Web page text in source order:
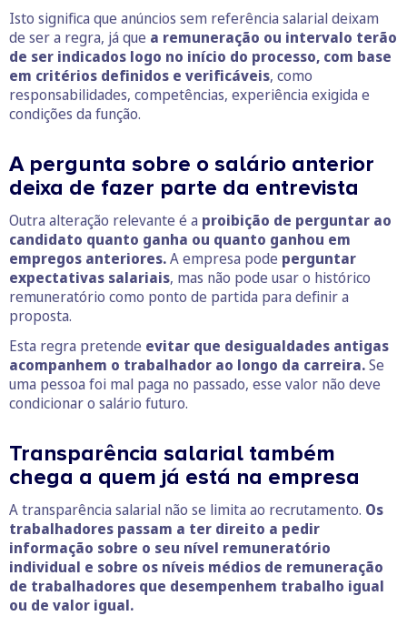
Isto significa que anúncios sem referência salarial deixam
de ser a regra, já que a remuneração ou intervalo terão
de ser indicados logo no início do processo, com base
em critérios definidos e verificáveis, como
responsabilidades, competências, experiência exigida e
condições da função.
A pergunta sobre o salário anterior
deixa de fazer parte da entrevista
Outra alteração relevante é a proibição de perguntar ao
candidato quanto ganha ou quanto ganhou em
empregos anteriores.A empresa pode perguntar
expectativas salariais, mas não pode usar o histórico
remuneratório como ponto de partida para definir a
proposta.
Esta regra pretende evitar que desigualdades antigas
acompanhem o trabalhador ao longo da carreira.Se
uma pessoa foi mal paga no passado, esse valor não deve
condicionar o salário futuro.
Transparência salarial também
chega a quem já está na empresa
A transparência salarial não se limita ao recrutamento. Os
trabalhadores passam a ter direito a pedir
informação sobre o seu nível remuneratório
individual e sobre os níveis médios de remuneração
de trabalhadores que desempenhem trabalho igual
ou de valor igual.